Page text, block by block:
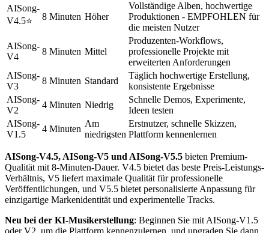
AISong-
V4.5⭐ 8 Minuten Höher
Vollständige Alben, hochwertige
Produktionen - EMPFOHLEN für
die meisten Nutzer
AISong-
V4
8 Minuten Mittel
Produzenten-Workflows,
professionelle Projekte mit
erweiterten Anforderungen
AISong-
V3
8 Minuten Standard
Täglich hochwertige Erstellung,
konsistente Ergebnisse
AISong-
V2
4 Minuten Niedrig
Schnelle Demos, Experimente,
Ideen testen
AISong-
V1.5
4 Minuten
Am
niedrigsten
Erstnutzer, schnelle Skizzen,
Plattform kennenlernen
AISong-V4.5, AISong-V5 und AISong-V5.5 bieten Premium-
Qualität mit 8-Minuten-Dauer. V4.5 bietet das beste Preis-Leistungs-
Verhältnis, V5 liefert maximale Qualität für professionelle
Veröffentlichungen, und V5.5 bietet personalisierte Anpassung für
einzigartige Markenidentität und experimentelle Tracks.
Neu bei der KI-Musikerstellung: Beginnen Sie mit AISong-V1.5